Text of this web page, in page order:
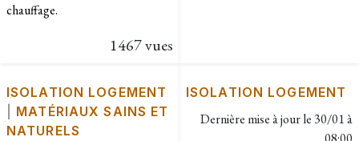
chauffage.
1467 vues
ISOLATION LOGEMENT
MATÉRIAUX SAINS ET
NATURELS
ISOLATION LOGEMENT
Dernière mise à jour le 30/01 à